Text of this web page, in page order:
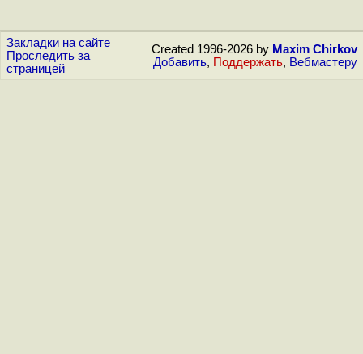
Закладки на сайте
Проследить за
страницей
Created 1996-2026 by Maxim Chirkov
Добавить, Поддержать, Вебмастеру